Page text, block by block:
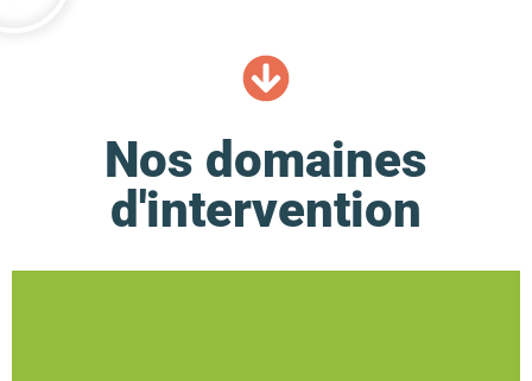
Nos domaines
d'intervention